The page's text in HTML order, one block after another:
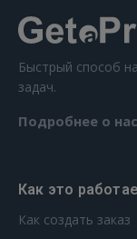
Быстрый способ
задач.
Подробнее о нас
Как это
Как создать заказ